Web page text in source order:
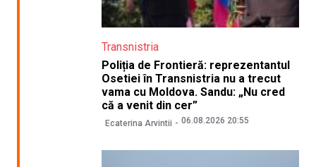
Transnistria
Poliția de Frontieră: reprezentantul
Osetiei în Transnistria nu a trecut
vama cu Moldova. Sandu: „Nu cred
că a venit din cer”
Ecaterina Arvintii 06.08.2026 20:55